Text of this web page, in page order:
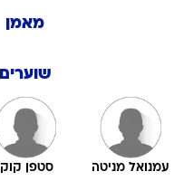
מאמן
שוערים
עמנואל מניטה סטפן קוקו